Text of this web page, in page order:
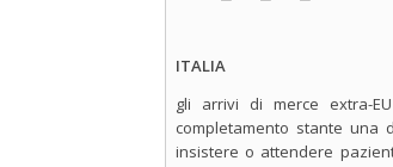
ITALIA
gli arrivi di merce extra-
completamento stante una
insistere o attendere